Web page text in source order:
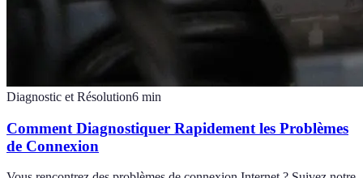
Diagnostic et Résolution6 min
Comment Diagnostiquer Rapidement les Problèmes
de Connexion